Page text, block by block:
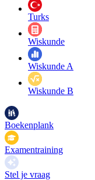
Turks
Wiskunde
Wiskunde A
Wiskunde B
Boekenplank
Examentraining
Stel je vraag